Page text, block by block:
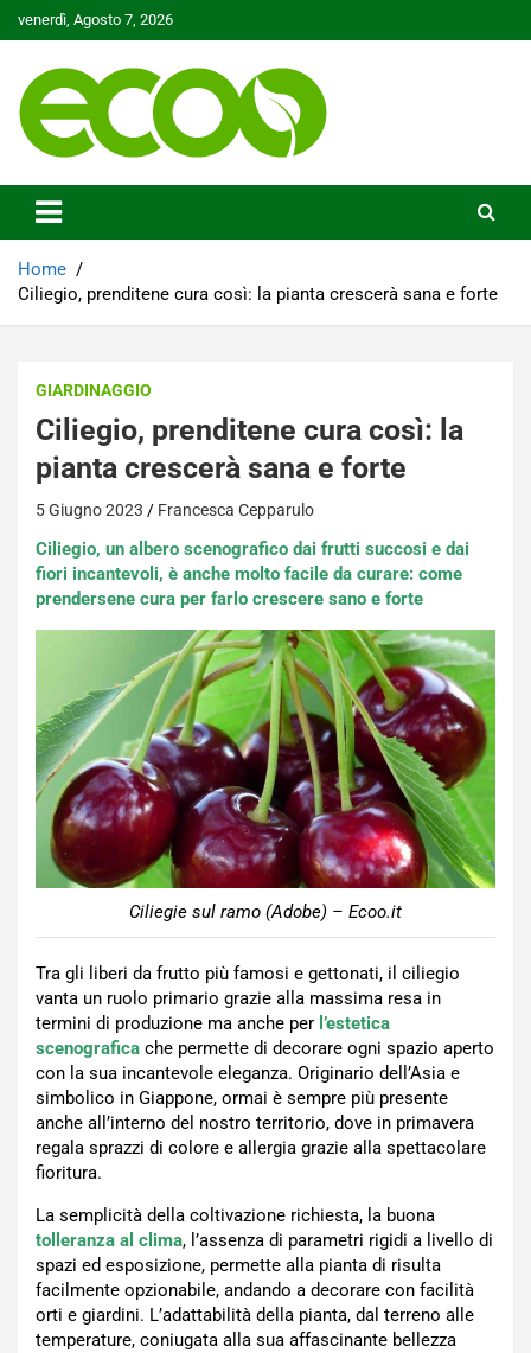
to
venerdì, Agosto 7, 2026
Ecoo.it
Home
Ciliegio, prenditene cura così: la pianta crescerà sana e forte
GIARDINAGGIO
Ciliegio, prenditene cura così: la
pianta crescerà sana e forte
5 Giugno 2023 Francesca Cepparulo
Ciliegio, un albero scenografico dai frutti succosi e dai
fiori incantevoli, è anche molto facile da curare: come
prendersene cura per farlo crescere sano e forte
Ciliegie sul ramo (Adobe) – Ecoo.it
Tra gli liberi da frutto più famosi e gettonati, il ciliegio
vanta un ruolo primario grazie alla massima resa in
termini di produzione ma anche per l’estetica
scenografica che permette di decorare ogni spazio aperto
con la sua incantevole eleganza. Originario dell’Asia e
simbolico in Giappone, ormai è sempre più presente
anche all’interno del nostro territorio, dove in primavera
regala sprazzi di colore e allergia grazie alla spettacolare
fioritura.
La semplicità della coltivazione richiesta, la buona
tolleranza al clima, l’assenza di parametri rigidi a livello di
spazi ed esposizione, permette alla pianta di risulta
facilmente opzionabile, andando a decorare con facilità
orti e giardini. L’adattabilità della pianta, dal terreno alle
temperature, coniugata alla sua affascinante bellezza